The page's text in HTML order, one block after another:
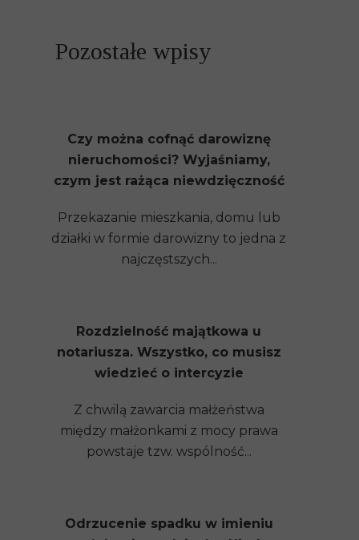
Czy można cofnąć darowiznę
nieruchomości? Wyjaśniamy,
czym jest rażąca niewdzięczność
Przekazanie mieszkania, domu lub
działki w formie darowizny to jedna z
najczęstszych...
Rozdzielność majątkowa u
notariusza. Wszystko, co musisz
wiedzieć o intercyzie
Z chwilą zawarcia małżeństwa
między małżonkami z mocy prawa
powstaje tzw. wspólność...
Odrzucenie spadku w imieniu
Pozostałe wpisy